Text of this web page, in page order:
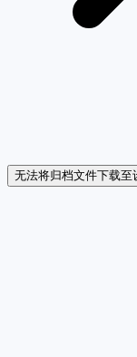
无法将归档文件下载至